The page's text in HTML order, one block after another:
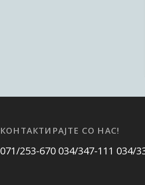
КОНТАКТИРАЈТЕ СО НАС!
071/253-670 034/347-111 034/